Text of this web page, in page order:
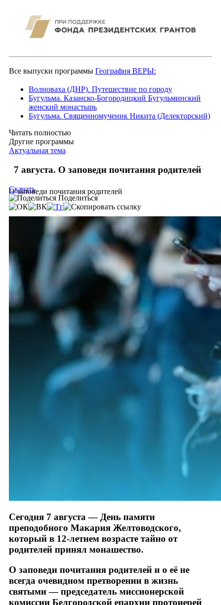
Все выпуски программы География ВЕРЫ:
Волноваха (ДНР). Путешествие по городу
Бугульма. Казанско-Богородицкий Бугульминский
женский монастырь
Бугульма. Священномученик Никита (Делекторский)
Читать полностью
Другие программы
Актуальная тема
7 августа. О заповеди почитания родителей
О заповеди почитания родителей
Скачать
Поделиться
Сегодня 7 августа — День памяти
преподобного Макария Желтоводского,
который в 12-летнем возрасте тайно от
родителей принял монашество.
О заповеди почитания родителей и о её не
всегда очевидном претворении в жизнь
святыми — председатель миссионерской
комиссии Белгородской епархии протоиерей